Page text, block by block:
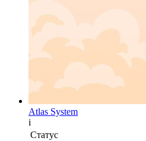
Atlas System
i
Статус